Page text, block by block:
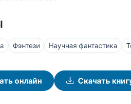
Фэнтези Научная фантастика
онлайн Скачать